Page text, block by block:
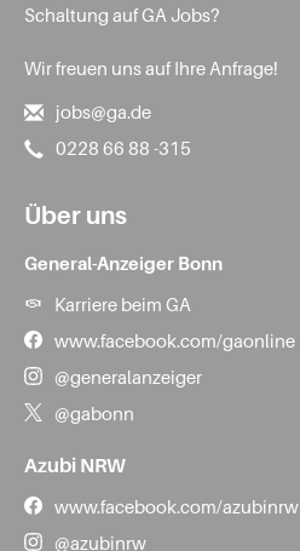
Schaltung auf GA Jobs?
Wir freuen uns auf Ihre Anfrage!
jobs@ga.de
0228 66 88 -315
Über uns
General-Anzeiger Bonn
Karriere beim GA
www.facebook.com/gaonline
@generalanzeiger
@gabonn
Azubi NRW
www.facebook.com/azubinrw
@azubinrw